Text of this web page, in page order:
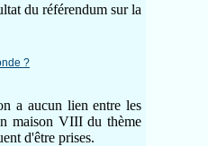
du référendum sur la
a aucun lien entre les
maison VIII du thème
d'être prises.